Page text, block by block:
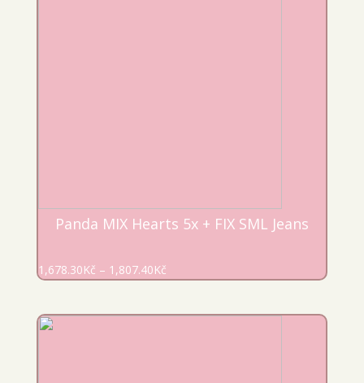
Panda MIX Hearts 5x + FIX SML Jeans
1,678.30Kč – 1,807.40Kč